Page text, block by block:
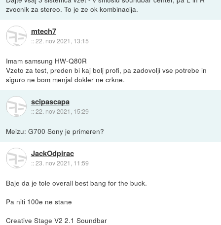
zvocnik za stereo. To je ze ok kombinacija.
mtech7
::22. nov 2021, 13:15
Imam samsung HW-Q80R
Vzeto za test, preden bi kaj bolj profi, pa zadovolji vse potrebe in
siguro ne bom menjal dokler ne crkne.
scipascapa
::22. nov 2021, 15:29
Meizu: G700 Sony je primeren?
JackOdpirac
::23. nov 2021, 11:59
Baje da je tole overall best bang for the buck.
Pa niti 100e ne stane
Creative Stage V2 2.1 Soundbar